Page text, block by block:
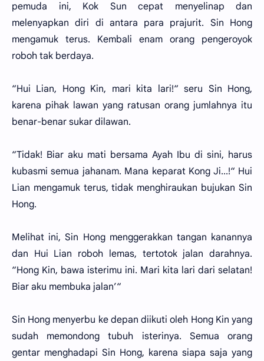
pemuda ini, Kok Sun cepat menyelinap dan
melenyapkan diri di antara para prajurit. Sin Hong
mengamuk terus. Kembali enam orang pengeroyok
roboh tak berdaya.
“Hui Lian, Hong Kin, mari kita lari!“ seru Sin Hong,
karena pihak lawan yang ratusan orang jumlahnya itu
benar-benar sukar dilawan.
“Tidak! Biar aku mati bersama Ayah Ibu di sini, harus
kubasmi semua jahanam. Mana keparat Kong Ji...!“ Hui
Lian mengamuk terus, tidak menghiraukan bujukan Sin
Hong.
Melihat ini, Sin Hong menggerakkan tangan kanannya
dan Hui Lian roboh lemas, tertotok jalan darahnya.
“Hong Kin, bawa isterimu ini. Mari kita lari dari selatan!
Biar aku membuka jalan’“
Sin Hong menyerbu ke depan diikuti oleh Hong Kin yang
sudah memondong tubuh isterinya. Semua orang
gentar menghadapi Sin Hong, karena siapa saja yang